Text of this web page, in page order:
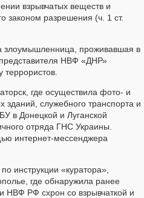
взрывчатых веществ и
законом разрешения (ч. 1 ст.
злоумышленница, проживавшая в
НВФ «ДНР»
где осуществила фото- и
зданий, служебного транспорта и
в Донецкой и Луганской
отряда ГНС Украины.
интернет-мессенджера
инструкции «куратора»,
где обнаружила ранее
НВФ РФ схрон со взрывчаткой и